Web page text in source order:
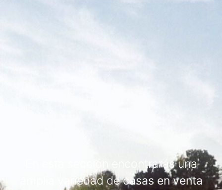
En esta sección encontrarás una
amplia variedad decasas en venta